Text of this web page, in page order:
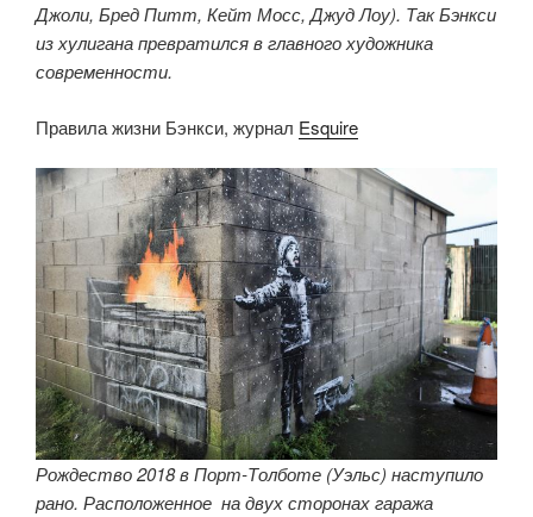
Джоли, Бред Питт, Кейт Мосс, Джуд Лоу). Так Бэнкси
из хулигана превратился в главного художника
современности.
Правила жизни Бэнкси, журнал Esquire
Рождество 2018 в Порт-Толботе (Уэльс) наступило
рано. Расположенное на двух сторонах гаража